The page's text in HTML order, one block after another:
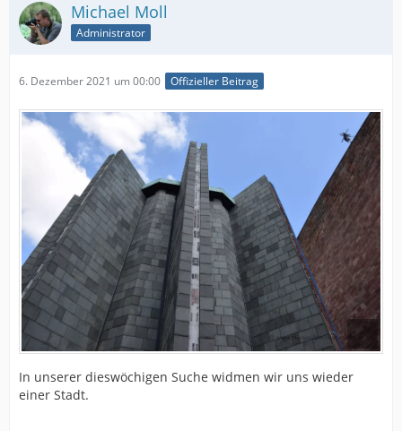
Michael Moll
Administrator
6. Dezember 2021 um 00:00 Offizieller Beitrag
In unserer dieswöchigen Suche widmen wir uns wieder
einer Stadt.